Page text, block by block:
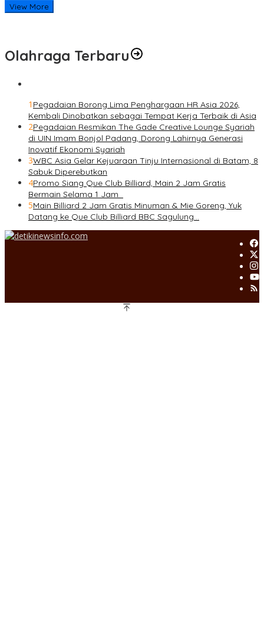
View More
Olahraga Terbaru
1 Pegadaian Borong Lima Penghargaan HR Asia 2026,
Kembali Dinobatkan sebagai Tempat Kerja Terbaik di Asia
2Pegadaian Resmikan The Gade Creative Lounge Syariah
di UIN Imam Bonjol Padang, Dorong Lahirnya Generasi
Inovatif Ekonomi Syariah
3WBC Asia Gelar Kejuaraan Tinju Internasional di Batam, 8
Sabuk Diperebutkan
4Promo Siang Que Club Billiard, Main 2 Jam Gratis
Bermain Selama 1 Jam
5Main Billiard 2 Jam Gratis Minuman & Mie Goreng, Yuk
Datang ke Que Club Billiard BBC Sagulung…